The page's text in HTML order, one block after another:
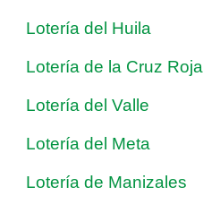
Lotería del Huila
Lotería de la Cruz Roja
Lotería del Valle
Lotería del Meta
Lotería de Manizales